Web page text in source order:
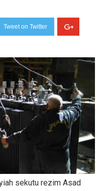
Tweet on Twitter
sekutu rezim Asad